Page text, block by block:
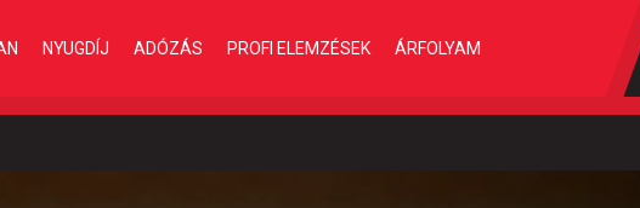
NYUGDÍJ ADÓZÁS PROFI ELEMZÉSEK ÁRFOLYAM